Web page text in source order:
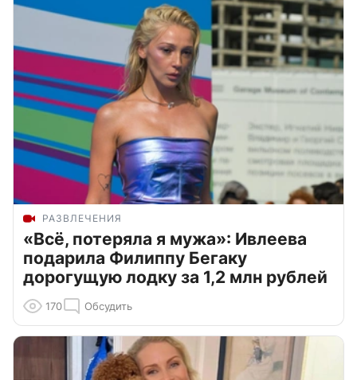
РАЗВЛЕЧЕНИЯ
«Всё, потеряла я мужа»: Ивлеева
подарила Филиппу Бегаку
дорогущую лодку за 1,2 млн рублей
170 Обсудить